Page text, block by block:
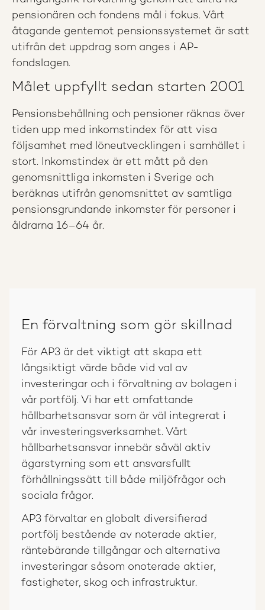
pensionären och fondens mål i fokus. Vårt
åtagande gentemot pensionssystemet är satt
utifrån det uppdrag som anges i AP-
fondslagen.
Målet uppfyllt sedan starten 2001
Pensionsbehållning och pensioner räknas över
tiden upp med inkomstindex för att visa
följsamhet med löneutvecklingen i samhället i
stort. Inkomstindex är ett mått på den
genomsnittliga inkomsten i Sverige och
beräknas utifrån genomsnittet av samtliga
pensionsgrundande inkomster för personer i
åldrarna 16–64 år.
En förvaltning som gör skillnad
För AP3 är det viktigt att skapa ett
långsiktigt värde både vid val av
investeringar och i förvaltning av bolagen i
vår portfölj. Vi har ett omfattande
hållbarhetsansvar som är väl integrerat i
vår investeringsverksamhet. Vårt
hållbarhetsansvar innebär såväl aktiv
ägarstyrning som ett ansvarsfullt
förhållningssätt till både miljöfrågor och
sociala frågor.
AP3 förvaltar en globalt diversifierad
portfölj bestående av noterade aktier,
räntebärande tillgångar och alternativa
investeringar såsom onoterade aktier,
fastigheter, skog och infrastruktur.